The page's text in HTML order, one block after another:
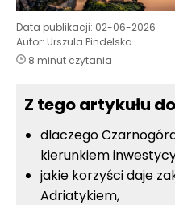
Data publikacji: 02-06-2026
Autor: Urszula Pindelska
8 minut czytania
Z tego artykułu
dlaczego
kierunkiem
jakie korzyści daje
Adriatykiem,